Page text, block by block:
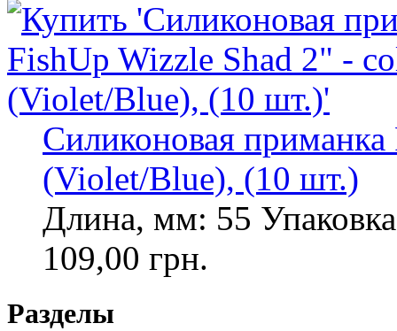
Силиконовая
(Violet/Blue), (10 шт.)
Длина, мм: 55
109,00 грн.
Разделы